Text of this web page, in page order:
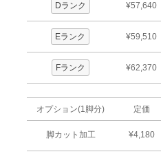
Dランク ¥57,640
Eランク ¥59,510
Fランク ¥62,370
オプション(1脚分) 定価
脚カット加工 ¥4,180